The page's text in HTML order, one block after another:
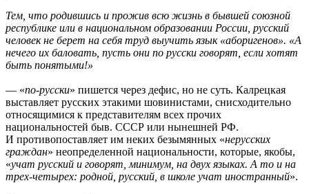
Тем, что родившись и прожив всю жизнь в бывшей союзной
республике или в национальном образовании России, русский
человек не берет на себя труд выучить язык «аборигенов». «А
нечего их баловать, пусть они по русски говорят, если хотят
быть понятыми!»
— «по-русски» пишется через дефис, но не суть. Калрецкая
выставляет русских этакими шовинистами, снисходительно
относящимися к представителям всех прочих
национальностей быв. СССР или нынешней РФ.
И противопоставляет им неких безымянных «нерусских
граждан» неопределенной национальности, которые, якобы,
«учат русский и говорят, минимум, на двух языках. А то и на
трех-четырех: родной, русский, в школе учат иностранный».